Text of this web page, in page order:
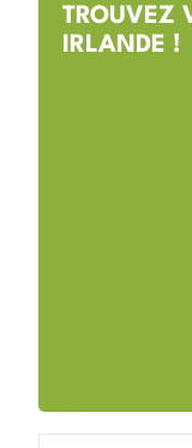
TROUVEZ
IRLANDE !